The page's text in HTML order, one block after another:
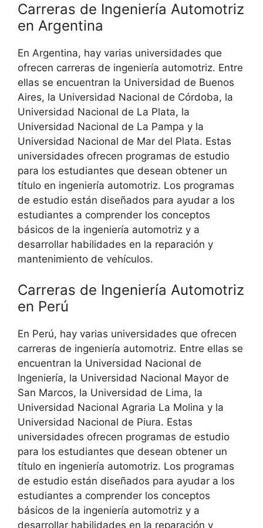
Carreras de Ingeniería Automotriz
en Argentina
En Argentina, hay varias universidades que
ofrecen carreras de ingeniería automotriz. Entre
ellas se encuentran la Universidad de Buenos
Aires, la Universidad Nacional de Córdoba, la
Universidad Nacional de La Plata, la
Universidad Nacional de La Pampa y la
Universidad Nacional de Mar del Plata. Estas
universidades ofrecen programas de estudio
para los estudiantes que desean obtener un
título en ingeniería automotriz. Los programas
de estudio están diseñados para ayudar a los
estudiantes a comprender los conceptos
básicos de la ingeniería automotriz y a
desarrollar habilidades en la reparación y
mantenimiento de vehículos.
Carreras de Ingeniería Automotriz
en Perú
En Perú, hay varias universidades que ofrecen
carreras de ingeniería automotriz. Entre ellas se
encuentran la Universidad Nacional de
Ingeniería, la Universidad Nacional Mayor de
San Marcos, la Universidad de Lima, la
Universidad Nacional Agraria La Molina y la
Universidad Nacional de Piura. Estas
universidades ofrecen programas de estudio
para los estudiantes que desean obtener un
título en ingeniería automotriz. Los programas
de estudio están diseñados para ayudar a los
estudiantes a comprender los conceptos
básicos de la ingeniería automotriz y a
desarrollar habilidades en la reparación y